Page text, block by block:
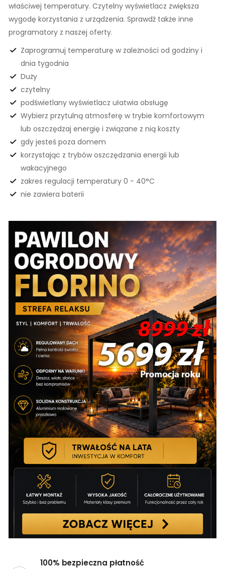
właściwej temperatury. Czytelny wyświetlacz zwiększa
wygodę korzystania z urządzenia. Sprawdź także inne
programatory z naszej oferty.
Zaprogramuj temperaturę w zależności od godziny i
dnia tygodnia
Duży
czytelny
podświetlany wyświetlacz ułatwia obsługę
Wybierz przytulną atmosferę w trybie komfortowym
lub oszczędzaj energię i związane z nią koszty
gdy jesteś poza domem
korzystając z trybów oszczędzania energii lub
wakacyjnego
zakres regulacji temperatury 0 - 40°C
nie zawiera baterii
100% bezpieczna płatność